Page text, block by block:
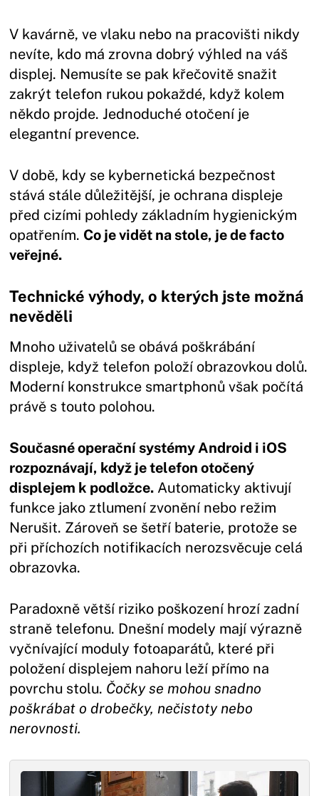
V kavárně, ve vlaku nebo na pracovišti nikdy
nevíte, kdo má zrovna dobrý výhled na váš
displej. Nemusíte se pak křečovitě snažit
zakrýt telefon rukou pokaždé, když kolem
někdo projde. Jednoduché otočení je
elegantní prevence.
V době, kdy se kybernetická bezpečnost
stává stále důležitější, je ochrana displeje
před cizími pohledy základním hygienickým
opatřením. Co je vidět na stole, je de facto
veřejné.
Technické výhody, o kterých jste možná
nevěděli
Mnoho uživatelů se obává poškrábání
displeje, když telefon položí obrazovkou dolů.
Moderní konstrukce smartphonů však počítá
právě s touto polohou.
Současné operační systémy Android i iOS
rozpoznávají, když je telefon otočený
displejem k podložce. Automaticky aktivují
funkce jako ztlumení zvonění nebo režim
Nerušit. Zároveň se šetří baterie, protože se
při příchozích notifikacích nerozsvěcuje celá
obrazovka.
Paradoxně větší riziko poškození hrozí zadní
straně telefonu. Dnešní modely mají výrazně
vyčnívající moduly fotoaparátů, které při
položení displejem nahoru leží přímo na
povrchu stolu. Čočky se mohou snadno
poškrábat o drobečky, nečistoty nebo
nerovnosti.